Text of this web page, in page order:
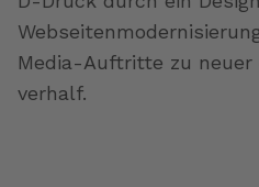
Media-Auftritte zu
verhalf.